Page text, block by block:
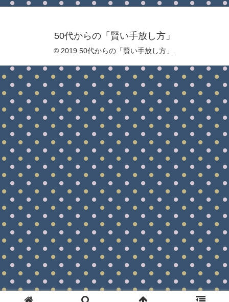
50代からの「賢い手放し方」
© 2019 50代からの「賢い手放し方」.